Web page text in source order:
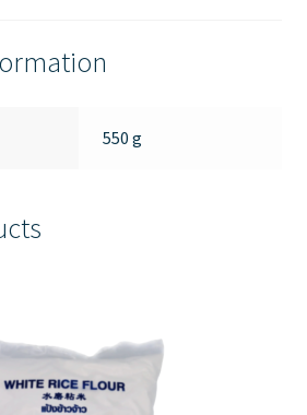
550 g